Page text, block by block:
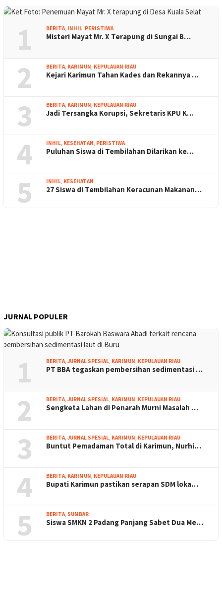
1 BERITA, INHIL, PERISTIWA
Misteri Mayat Mr. X Terapung di Sungai B…
2 BERITA, KARIMUN, KEPULAUAN RIAU
Kejari Karimun Tahan Kades dan Rekannya …
3 BERITA, KARIMUN, KEPULAUAN RIAU
Jadi Tersangka Korupsi, Sekretaris KPU K…
4 INHIL, KESEHATAN, PERISTIWA
Puluhan Siswa di Tembilahan Dilarikan ke…
5 INHIL, KESEHATAN
27 Siswa di Tembilahan Keracunan Makanan…
JURNAL POPULER
1 BERITA, JURNAL SPESIAL, KARIMUN, KEPULAUAN RIAU
PT BBA tegaskan pembersihan sedimentasi …
2 BERITA, JURNAL SPESIAL, KARIMUN, KEPULAUAN RIAU
Sengketa Lahan di Penarah Murni Masalah …
3 BERITA, JURNAL SPESIAL, KARIMUN, KEPULAUAN RIAU
Buntut Pemadaman Total di Karimun, Nurhi…
4 BERITA, KARIMUN, KEPULAUAN RIAU
Bupati Karimun pastikan serapan SDM loka…
5 BERITA, SUMBAR
Siswa SMKN 2 Padang Panjang Sabet Dua Me…